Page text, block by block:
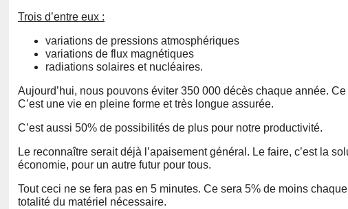
Trois d’entre eux :
variations de pressions atmosphériques
variations de flux magnétiques
radiations solaires et nucléaires.
Aujourd’hui, nous pouvons éviter 350 000 décès chaque année.
C’est une vie en pleine forme et très longue assurée.
C’est aussi 50% de possibilités de plus pour notre productivité.
Le reconnaître serait déjà l’apaisement général. Le faire, c’est la
économie, pour un autre futur pour tous.
Tout ceci ne se fera pas en 5 minutes. Ce sera 5% de moins
totalité du matériel nécessaire.